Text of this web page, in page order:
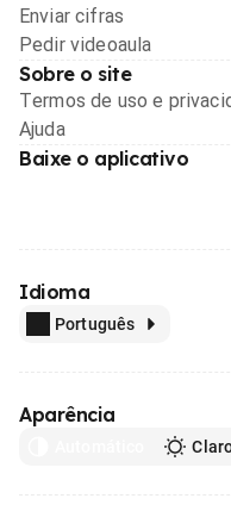
Enviar cifras
Pedir videoaula
Sobre o site
Termos de uso e
Ajuda
Baixe o aplicativo
Idioma
Português
Aparência